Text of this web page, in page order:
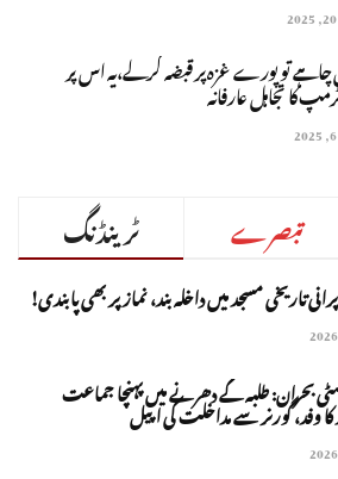
چاہے تو پورے غزہ پر قبضہ کرلے،یہ اس پر
کا تجاہل عارفانہ
ٹرینڈنگ تبصرے
بحران: طلبہ کے دھرنے میں پہنچا جماعت
وفد، گورنر سے مداخلت کی اپیل